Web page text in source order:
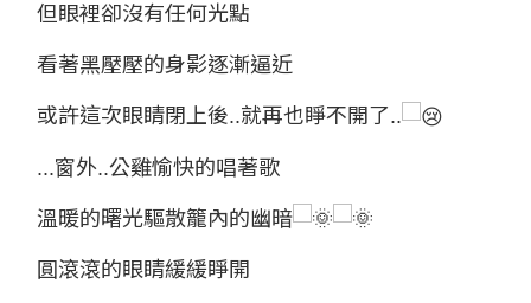
但眼裡卻沒有任何光點
看著黑壓壓的身影逐漸逼近
或許這次眼睛閉上後..就再也睜不開了..
...窗外..公雞愉快的唱著歌
溫暖的曙光驅散籠內的幽暗
圓滾滾的眼睛緩緩睜開